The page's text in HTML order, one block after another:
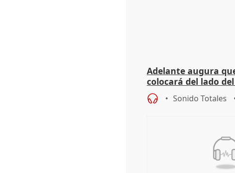
Adelante augura
colocará del lado
iniciativas de la
Sonido Totales